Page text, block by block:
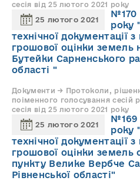
сесія від 25 лютого 2021 року
25 лютого 2021
№170
року
технічної документації
грошової оцінки земель
Бутейки Сарненського
області "
Документи → Протоколи,
поіменного голосування
сесія від 25 лютого 2021 року
25 лютого 2021
№169
року
технічної документації
грошової оцінки земель
пункту Велике Вербче
Рівненської області"